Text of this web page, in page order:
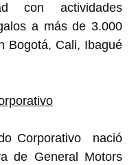
con actividades
a más de 3.000
Bogotá, Cali, Ibagué
Corporativo nació
de General Motors